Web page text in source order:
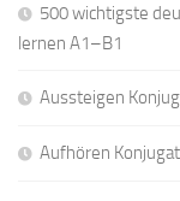
500 wichtigste
lernen A1–B1
Aussteigen
Aufhören